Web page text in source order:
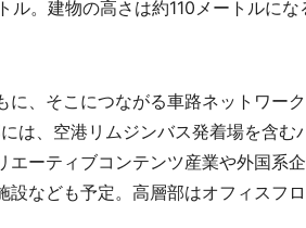
。建物の高さは約110メートルに
、そこにつながる車路ネットワー
は、空港リムジンバス発着場を含む
エーティブコンテンツ産業や外国系
なども予定。高層部はオフィスフロ